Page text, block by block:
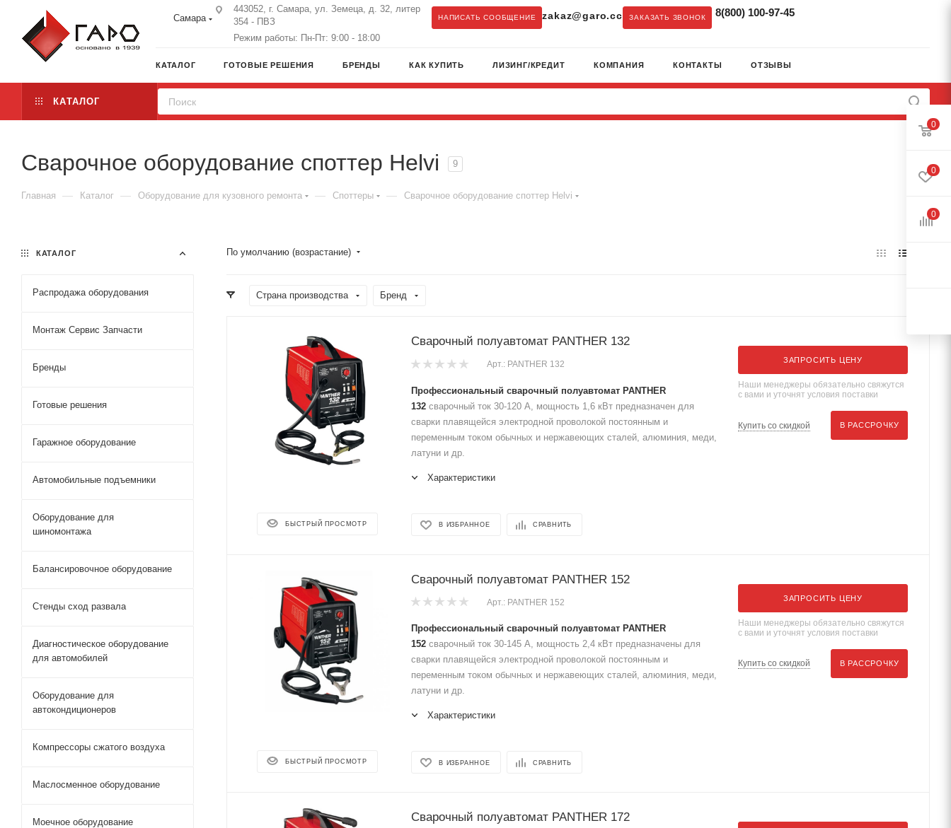
Самара
443052, г. Самара, ул. Земеца, д. 32, литер
354 - ПВЗ
Режим работы: Пн-Пт: 9:00 - 18:00
НАПИСАТЬ СООБЩЕНИЕ zakaz@garo.cc ЗАКАЗАТЬ ЗВОНОК 8(800) 100-97-45
КАТАЛОГ ГОТОВЫЕ РЕШЕНИЯ БРЕНДЫ КАК КУПИТЬ ЛИЗИНГ/КРЕДИТ КОМПАНИЯ КОНТАКТЫ ОТЗЫВЫ
КАТАЛОГ
Сварочное оборудование споттер Helvi 9
Главная — Каталог — Оборудование для кузовного ремонта — Споттеры — Сварочное оборудование споттер Helvi
По умолчанию (возрастание)
Страна производства Бренд
БЫСТРЫЙ ПРОСМОТР
Сварочный полуавтомат PANTHER 132
Арт.: PANTHER 132
Профессиональный сварочный полуавтомат PANTHER
132 сварочный ток 30-120 А, мощность 1,6 кВт предназначен для
сварки плавящейся электродной проволокой постоянным и
переменным током обычных и нержавеющих сталей, алюминия, меди,
латуни и др.
Характеристики
В ИЗБРАННОЕ СРАВНИТЬ
ЗАПРОСИТЬ ЦЕНУ
Наши менеджеры обязательно свяжутся
с вами и уточнят условия поставки
Купить со скидкой В РАССРОЧКУ
БЫСТРЫЙ ПРОСМОТР
Сварочный полуавтомат PANTHER 152
Арт.: PANTHER 152
Профессиональный сварочный полуавтомат PANTHER
152 сварочный ток 30-145 А, мощность 2,4 кВт предназначены для
сварки плавящейся электродной проволокой постоянным и
переменным током обычных и нержавеющих сталей, алюминия, меди,
латуни и др.
Характеристики
В ИЗБРАННОЕ СРАВНИТЬ
ЗАПРОСИТЬ ЦЕНУ
Наши менеджеры обязательно свяжутся
с вами и уточнят условия поставки
Купить со скидкой В РАССРОЧКУ
Сварочный полуавтомат PANTHER 172
КАТАЛОГ
Распродажа оборудования
Монтаж Сервис Запчасти
Бренды
Готовые решения
Гаражное оборудование
Автомобильные подъемники
Оборудование для
шиномонтажа
Балансировочное оборудование
Стенды сход развала
Диагностическое оборудование
для автомобилей
Оборудование для
автокондиционеров
Компрессоры сжатого воздуха
Маслосменное оборудование
Моечное оборудование
0
0
0